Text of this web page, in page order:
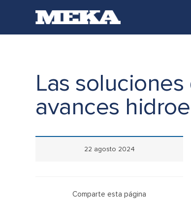
Las
avances
22 agosto 2024
Comparte esta página